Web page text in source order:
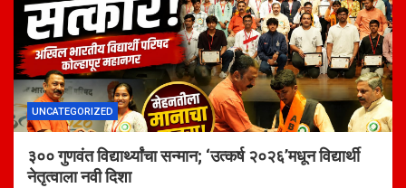
UNCATEGORIZED
३०० गुणवंत विद्यार्थ्यांचा सन्मान; ‘उत्कर्ष २०२६’मधून विद्यार्थी
नेतृत्वाला नवी दिशा